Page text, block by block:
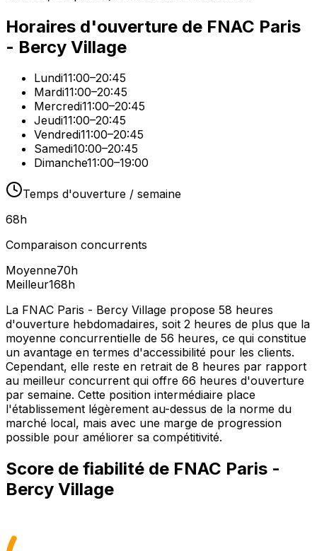
Horaires d'ouverture de FNAC Paris
- Bercy Village
Lundi11:00–20:45
Mardi11:00–20:45
Mercredi11:00–20:45
Jeudi11:00–20:45
Vendredi11:00–20:45
Samedi10:00–20:45
Dimanche11:00–19:00
Temps d'ouverture / semaine
68h
Comparaison concurrents
Moyenne70h
Meilleur168h
La FNAC Paris - Bercy Village propose 58 heures
d'ouverture hebdomadaires, soit 2 heures de plus que la
moyenne concurrentielle de 56 heures, ce qui constitue
un avantage en termes d'accessibilité pour les clients.
Cependant, elle reste en retrait de 8 heures par rapport
au meilleur concurrent qui offre 66 heures d'ouverture
par semaine. Cette position intermédiaire place
l'établissement légèrement au-dessus de la norme du
marché local, mais avec une marge de progression
possible pour améliorer sa compétitivité.
Score de fiabilité de FNAC Paris -
Bercy Village